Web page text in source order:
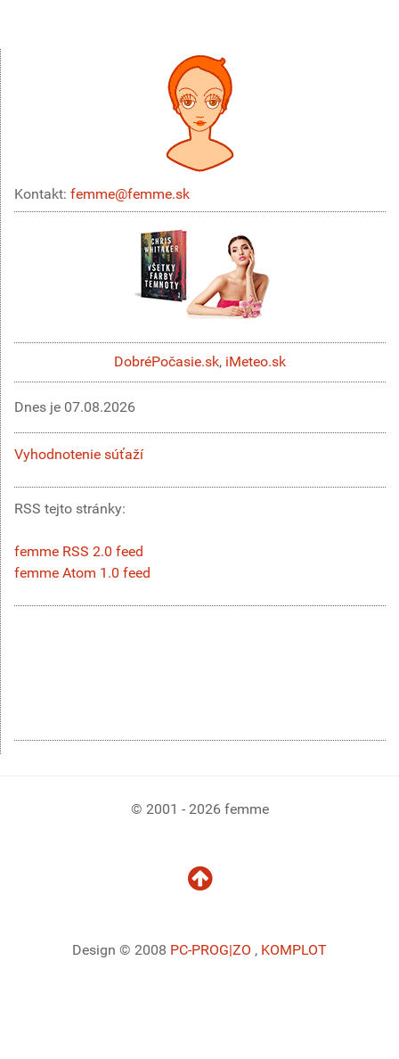
Kontakt: femme@femme.sk
DobréPočasie.sk, iMeteo.sk
Dnes je 07.08.2026
Vyhodnotenie súťaží
RSS tejto stránky:
femme RSS 2.0 feed
femme Atom 1.0 feed
© 2001 - 2026 femme
Design © 2008 PC-PROG|ZO , KOMPLOT